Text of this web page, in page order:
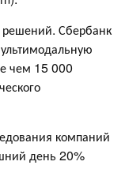
решений. Сбербанк
чем 15 000
компаний
день 20%